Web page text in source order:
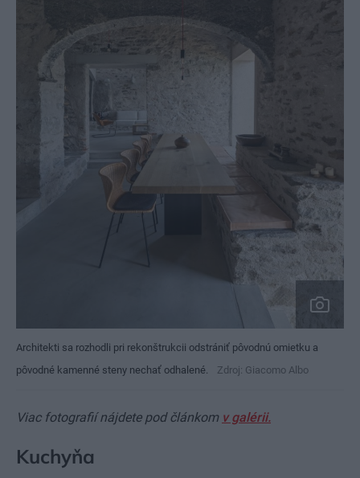
Architekti sa rozhodli pri rekonštrukcii odstrániť pôvodnú omietku a
pôvodné kamenné steny nechať odhalené.
Zdroj: Giacomo Albo
Viac fotografií nájdete pod článkom v galérii.
Kuchyňa